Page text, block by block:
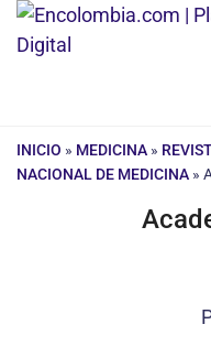
Saltar
INICIO » MEDICINA »
NACIONAL DE MEDICINA »